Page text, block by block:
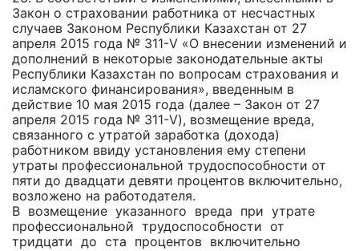
Закон о страховании работника от несчастных
случаев Законом Республики Казахстан от 27
апреля 2015 года № 311-V «О внесении изменений и
дополнений в некоторые законодательные акты
Республики Казахстан по вопросам страхования и
исламского финансирования», введенным в
действие 10 мая 2015 года (далее – Закон от 27
апреля 2015 года № 311-V), возмещение вреда,
связанного с утратой заработка (дохода)
работником ввиду установления ему степени
утраты профессиональной трудоспособности от
пяти до двадцати девяти процентов включительно,
возложено на работодателя.
В возмещение указанного вреда при утрате
профессиональной трудоспособности от
тридцати до ста процентов включительно